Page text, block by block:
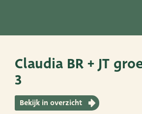
Claudia BR + JT
3
Bekijk in overzicht